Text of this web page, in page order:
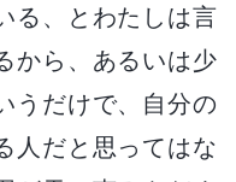
る、とわたしは言
から、あるいは少
うだけで、自分の
人だと思ってはな